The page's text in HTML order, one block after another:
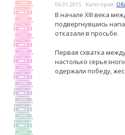
06.01.2015 Категория:
В начале XIII века
подвергнувшись
отказали в просьбе.
Первая схватка
настолько
одержали победу,